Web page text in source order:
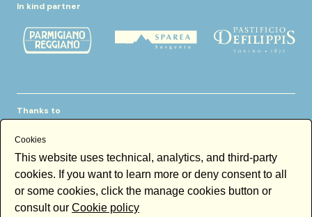
In kind partner
Thanks to
Cookies
This website uses technical, analytics, and third-party
cookies. If you want to learn more or deny consent to all
or some cookies, click the manage cookies button or
consult our Cookie policy